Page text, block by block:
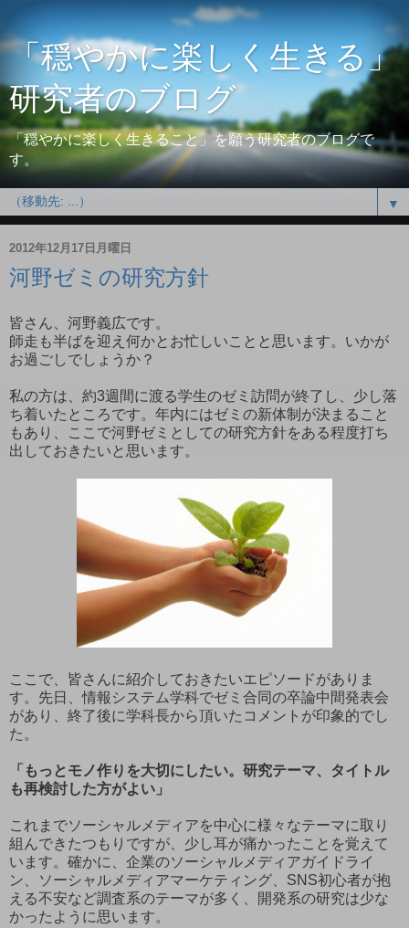
「穏やかに楽しく生きる」
研究者のブログ
「穏やかに楽しく生きること」を願う研究者のブログで
す。
▼
2012年12月17日月曜日
河野ゼミの研究方針
皆さん、河野義広です。
師走も半ばを迎え何かとお忙しいことと思います。いかが
お過ごしでしょうか？
私の方は、約3週間に渡る学生のゼミ訪問が終了し、少し落
ち着いたところです。年内にはゼミの新体制が決まること
もあり、ここで河野ゼミとしての研究方針をある程度打ち
出しておきたいと思います。
ここで、皆さんに紹介しておきたいエピソードがありま
す。先日、情報システム学科でゼミ合同の卒論中間発表会
があり、終了後に学科長から頂いたコメントが印象的でし
た。
「もっとモノ作りを大切にしたい。研究テーマ、タイトル
も再検討した方がよい」
これまでソーシャルメディアを中心に様々なテーマに取り
組んできたつもりですが、少し耳が痛かったことを覚えて
います。確かに、企業のソーシャルメディアガイドライ
ン、ソーシャルメディアマーケティング、SNS初心者が抱
える不安など調査系のテーマが多く、開発系の研究は少な
かったように思います。